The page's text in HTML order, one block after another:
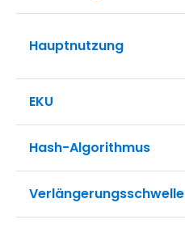
Hauptnutzung
EKU
Hash-Algorithmus
Verlängerungsschwelle